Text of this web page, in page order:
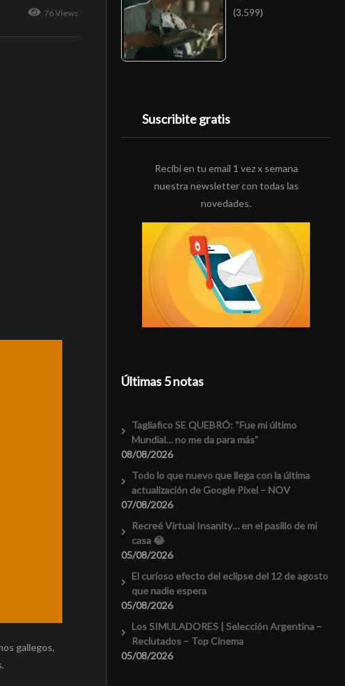
76 Views
gallegos,
(3.599)
Suscribite gratis
Recibí en tu email 1 vez x semana
nuestra newsletter con todas las
novedades.
Últimas 5 notas
Tagliafico SE QUEBRÓ: “Fue mi último
Mundial… no me da para más”
08/08/2026
Todo lo que nuevo que llega con la última
actualización de Google Pixel – NOV
07/08/2026
Recreé Virtual Insanity… en el pasillo de mi
casa 😂
05/08/2026
El curioso efecto del eclipse del 12 de agosto
que nadie espera
05/08/2026
Los SIMULADORES | Selección Argentina –
Reclutados – Top Cinema
05/08/2026